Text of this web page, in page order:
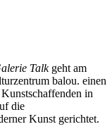
Talkgeht am
balou. einen
in
die
Kunst gerichtet.